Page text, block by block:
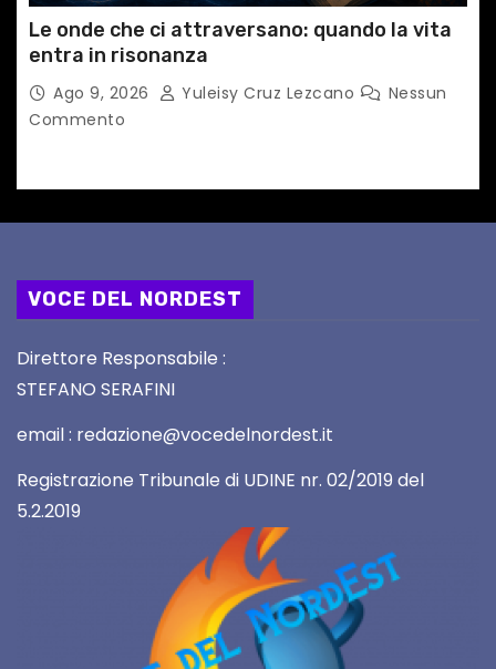
Le onde che ci attraversano: quando la vita
entra in risonanza
Ago 9, 2026 Yuleisy Cruz Lezcano
Nessun
Commento
VOCE DEL NORDEST
Direttore Responsabile :
STEFANO SERAFINI
email : redazione@vocedelnordest.it
Registrazione Tribunale di UDINE nr. 02/2019 del
5.2.2019